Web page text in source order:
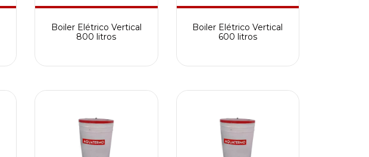
Boiler Elétrico Vertical
800 litros
Boiler Elétrico Vertical
600 litros